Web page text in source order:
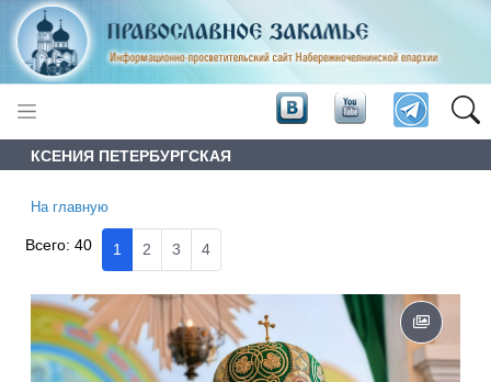
КСЕНИЯ ПЕТЕРБУРГСКАЯ
На главную
Всего:40 1 2 3 4